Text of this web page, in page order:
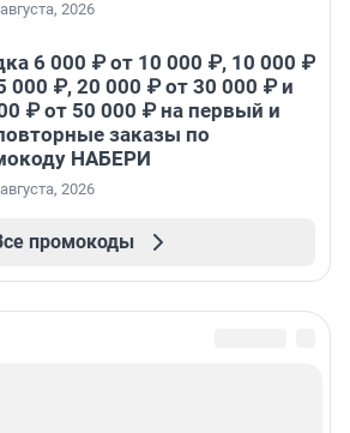
2026
6 000 ₽ от 10 000 ₽, 10 000 ₽
000 ₽, 20 000 ₽ от 30 000 ₽ и
₽ от 50 000 ₽ на первый и
заказы по
НАБЕРИ
2026
промокоды